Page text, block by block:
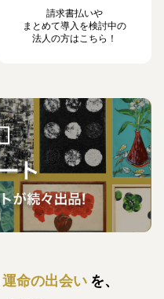
請求書払いや
まとめて導入を検討中の
法人の方はこちら！
運命の出会い を、